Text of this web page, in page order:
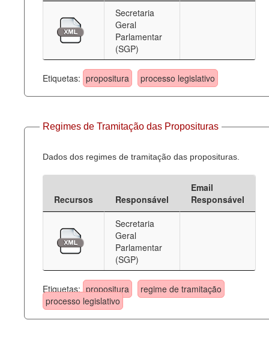
Secretaria
Geral
Parlamentar
(SGP)
Etiquetas: propositura processo legislativo
Regimes de Tramitação das Proposituras
Dados dos regimes de tramitação das proposituras.
Recursos Responsável
Email
Responsável
Secretaria
Geral
Parlamentar
(SGP)
Etiquetas: propositura
regime de tramitação
processo legislativo